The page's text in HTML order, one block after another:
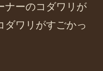
ナーのコダワリが
ダワリがすごかっ